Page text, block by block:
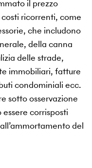
il prezzo
costi ricorrenti, come
che includono
della canna
delle strade,
immobiliari, fatture
condominiali ecc.
sotto osservazione
corrisposti
del